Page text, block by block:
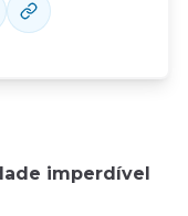
imperdível